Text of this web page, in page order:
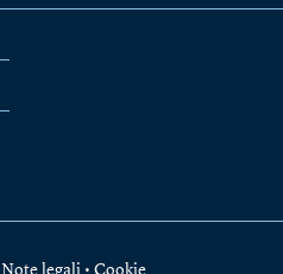
Note legali • Cookie